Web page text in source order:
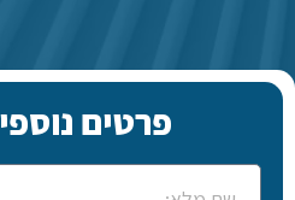
פרטים